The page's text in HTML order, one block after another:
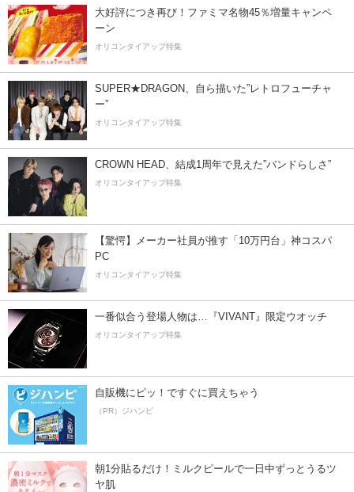
大好評につき再び！ファミマ名物45％増量キャンペ
ーン
オリコンタイアップ特集
SUPER★DRAGON、自ら描いた”レトロフューチャ
ー”
オリコンタイアップ特集
CROWN HEAD、結成1周年で見えた”バンドらしさ”
オリコンタイアップ特集
【驚愕】メーカー社員が推す「10万円台」神コスパ
PC
オリコンタイアップ特集
一番似合う登場人物は…『VIVANT』限定ウオッチ
オリコンタイアップ特集
自販機にピッ！ですぐに買えちゃう
（PR）ジハンピ
朝1分貼るだけ！ミルクピールで一日中ずっとうるツ
ヤ肌